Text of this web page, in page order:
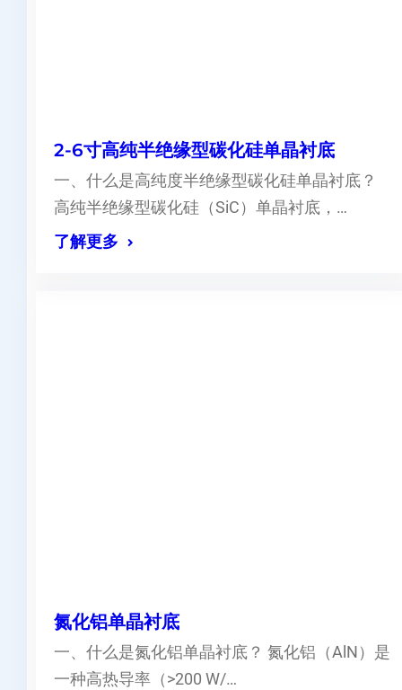
2-6寸高纯半绝缘型碳化硅单晶衬底
一、什么是高纯度半绝缘型碳化硅单晶衬底？
高纯半绝缘型碳化硅（SiC）单晶衬底，…
了解更多
氮化铝单晶衬底
一、什么是氮化铝单晶衬底？ 氮化铝（AlN）是
一种高热导率（>200 W/…